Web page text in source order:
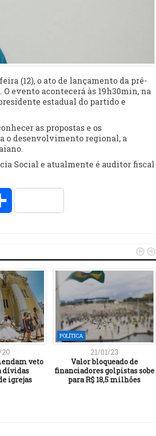
(12), o ato de lançamento da pré-
O evento acontecerá às 19h30min, na
estadual do partido e
as propostas e os
o desenvolvimento regional, a
Social e atualmente é auditor fiscal
Compartilhar
veto
dívidas
igrejas
POLÍTICA
21/01/23
Valor bloqueado de
financiadores golpistas sobe
para R$ 18,5 milhões
 